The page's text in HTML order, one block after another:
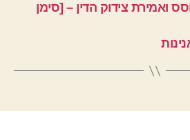
ואמירת צידוק הדין – [סימן